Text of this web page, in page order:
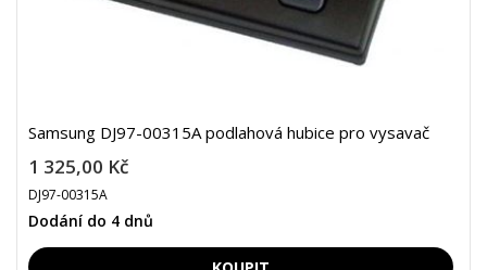
Samsung DJ97-00315A podlahová hubice pro vysavač
1 325,00 Kč
DJ97-00315A
Dodání do 4 dnů